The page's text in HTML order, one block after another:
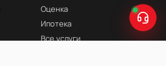
Оценка
Ипотека
Все услуги